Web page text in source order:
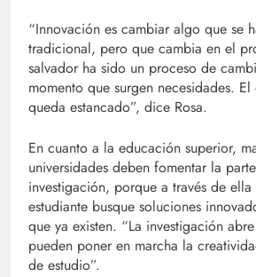
“Innovación es cambiar algo que se
tradicional, pero que cambia en el
salvador ha sido un proceso de
momento que surgen necesidades.
queda estancado”, dice Rosa.
En cuanto a la educación superior,
universidades deben fomentar la
investigación, porque a través de
estudiante busque soluciones
que ya existen. “La investigación
pueden poner en marcha la
de estudio”.